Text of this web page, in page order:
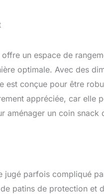
un espace de
optimale. Avec des
est conçue pour être
appréciée, car elle
aménager un coin snack
jugé parfois compliqué
patins de protection et